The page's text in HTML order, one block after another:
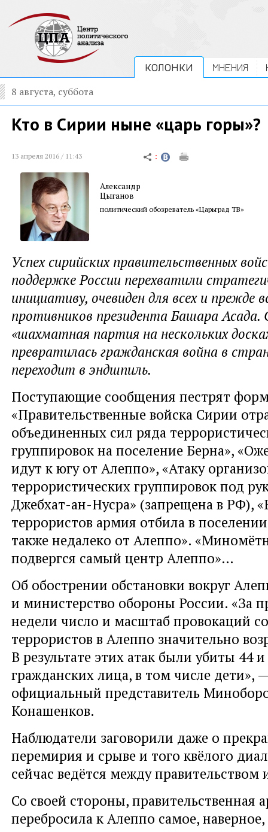
КОЛОНКИ МНЕНИЯ
8 августа, суббота
Кто в Сирии ныне «царь горы»?
13 апреля 2016 / 11:43
Александр
Цыганов
политический обозреватель «Царьград ТВ»
Успех сирийских правительственных
поддержке России перехватили
инициативу, очевиден для всех и прежде
противников президента Башара Асада.
«шахматная партия на нескольких
превратилась гражданская война в
переходит в эндшпиль.
Поступающие сообщения пестрят
«Правительственные войска Сирии
объединенных сил ряда
группировок на поселение Берна»,
идут к югу от Алеппо», «Атаку
террористических группировок под
Джебхат-ан-Нусра» (запрещена в РФ),
террористов армия отбила в
также недалеко от Алеппо».
подвергся самый центр Алеппо»…
Об обострении обстановки вокруг
и министерство обороны России. «За
недели число и масштаб провокаций
террористов в Алеппо значительно
В результате этих атак были убиты 44
гражданских лица, в том числе дети»,
официальный представитель
Конашенков.
Наблюдатели заговорили даже о
перемирия и срыве и того квёлого
сейчас ведётся между
Со своей стороны, правительственная
перебросила к Алеппо самое,